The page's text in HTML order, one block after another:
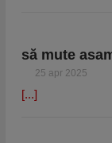
să mute
25 apr 2025
[...]